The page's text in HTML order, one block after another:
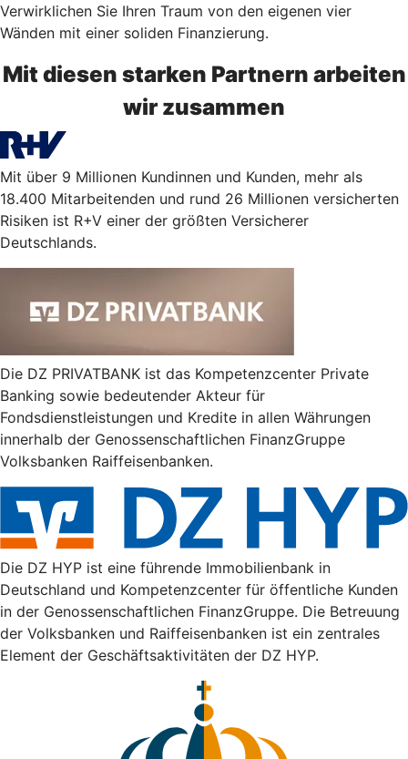
Verwirklichen Sie Ihren Traum von den eigenen vier
Wänden mit einer soliden Finanzierung.
Mit diesen starken Partnern arbeiten
wir zusammen
Mit über 9 Millionen Kundinnen und Kunden, mehr als
18.400 Mitarbeitenden und rund 26 Millionen versicherten
Risiken ist R+V einer der größten Versicherer
Deutschlands.
Die DZ PRIVATBANK ist das Kompetenzcenter Private
Banking sowie bedeutender Akteur für
Fondsdienstleistungen und Kredite in allen Währungen
innerhalb der Genossenschaftlichen FinanzGruppe
Volksbanken Raiffeisenbanken.
Die DZ HYP ist eine führende Immobilienbank in
Deutschland und Kompetenzcenter für öffentliche Kunden
in der Genossenschaftlichen FinanzGruppe. Die Betreuung
der Volksbanken und Raiffeisenbanken ist ein zentrales
Element der Geschäftsaktivitäten der DZ HYP.